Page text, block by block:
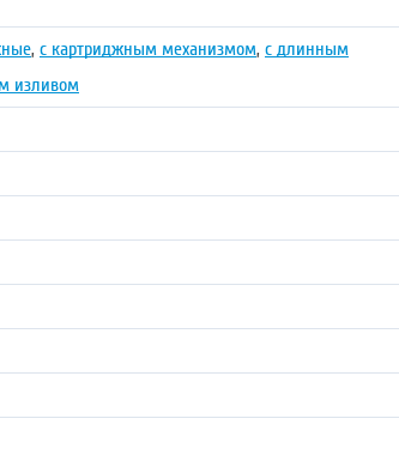
, с картриджным механизмом, с длинным
изливом